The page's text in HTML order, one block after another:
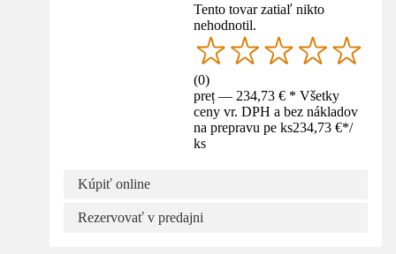
Tento tovar zatiaľ nikto
nehodnotil.
(0)
preț — 234,73 € * Všetky
ceny vr. DPH a bez nákladov
na prepravu pe ks234,73 €*/
ks
Kúpiť online
Rezervovať v predajni